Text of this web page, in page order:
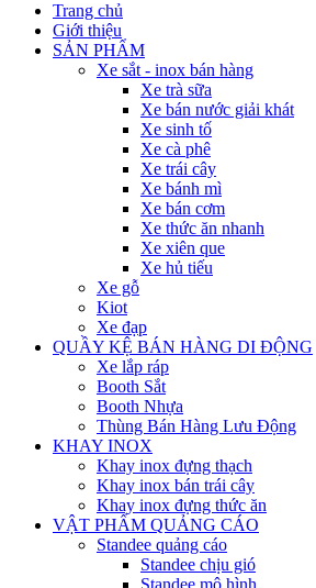
Trang chủ
Giới thiệu
SẢN PHẨM
Xe sắt - inox bán hàng
Xe trà sữa
Xe bán nước giải khát
Xe sinh tố
Xe cà phê
Xe trái cây
Xe bánh mì
Xe bán cơm
Xe thức ăn nhanh
Xe xiên que
Xe hủ tiếu
Xe gỗ
Kiot
Xe đạp
QUẦY KỆ BÁN HÀNG DI ĐỘNG
Xe lắp ráp
Booth Sắt
Booth Nhựa
Thùng Bán Hàng Lưu Động
KHAY INOX
Khay inox đựng thạch
Khay inox bán trái cây
Khay inox đựng thức ăn
VẬT PHẨM QUẢNG CÁO
Standee quảng cáo
Standee chịu gió
Standee mô hình